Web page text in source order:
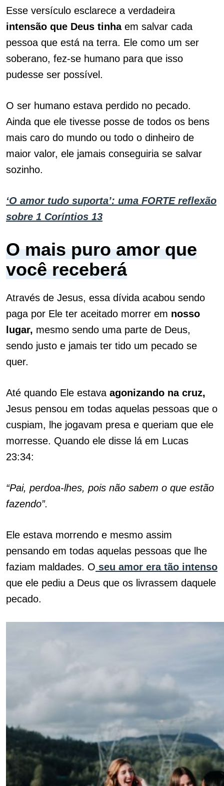
Esse versículo esclarece a verdadeira
intensão que Deus tinhaem salvar cada
pessoa que está na terra. Ele como um ser
soberano, fez-se humano para que isso
pudesse ser possível.
O ser humano estava perdido no pecado.
Ainda que ele tivesse posse de todos os bens
mais caro do mundo ou todo o dinheiro de
maior valor, ele jamais conseguiria se salvar
sozinho.
‘O amor tudo suporta’: uma FORTE reflexão
sobre 1 Coríntios 13
O mais puro amor que
você receberá
Através de Jesus, essa dívida acabou sendo
paga por Ele ter aceitado morrer em nosso
lugar, mesmo sendo uma parte de Deus,
sendo justo e jamais ter tido um pecado se
quer.
Até quando Ele estava agonizando na cruz,
Jesus pensou em todas aquelas pessoas que o
cuspiam, lhe jogavam presa e queriam que ele
morresse. Quando ele disse lá em Lucas
23:34:
“Pai, perdoa-lhes, pois não sabem o que estão
fazendo”.
Ele estava morrendo e mesmo assim
pensando em todas aquelas pessoas que lhe
faziam maldades. O seu amor era tão intenso
que ele pediu a Deus que os livrassem daquele
pecado.